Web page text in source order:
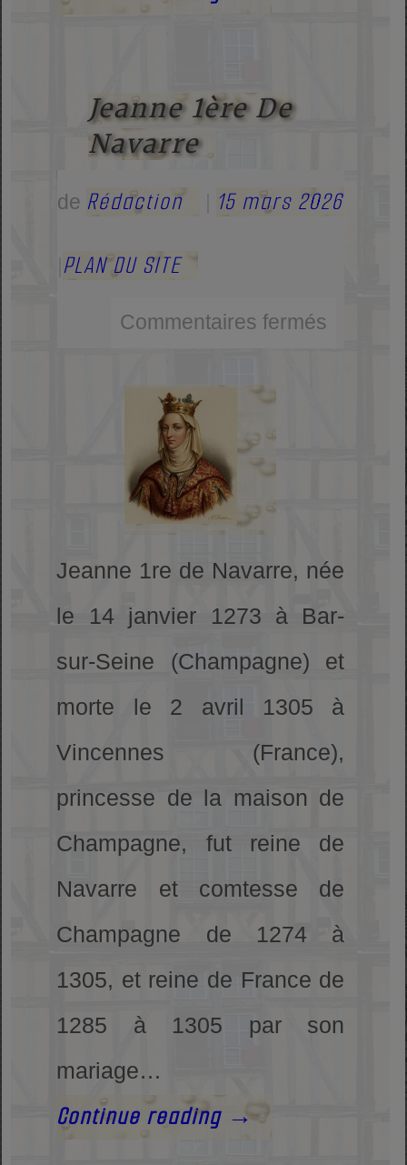
Jeanne 1ère De
Navarre
de Rédaction 15 mars 2026
PLAN DU SITE
Commentaires fermés
Jeanne 1re de Navarre, née
le 14 janvier 1273 à Bar-
sur-Seine (Champagne) et
morte le 2 avril 1305 à
Vincennes (France),
princesse de la maison de
Champagne, fut reine de
Navarre et comtesse de
Champagne de 1274 à
1305, et reine de France de
1285 à 1305 par son
mariage…
Continue reading →